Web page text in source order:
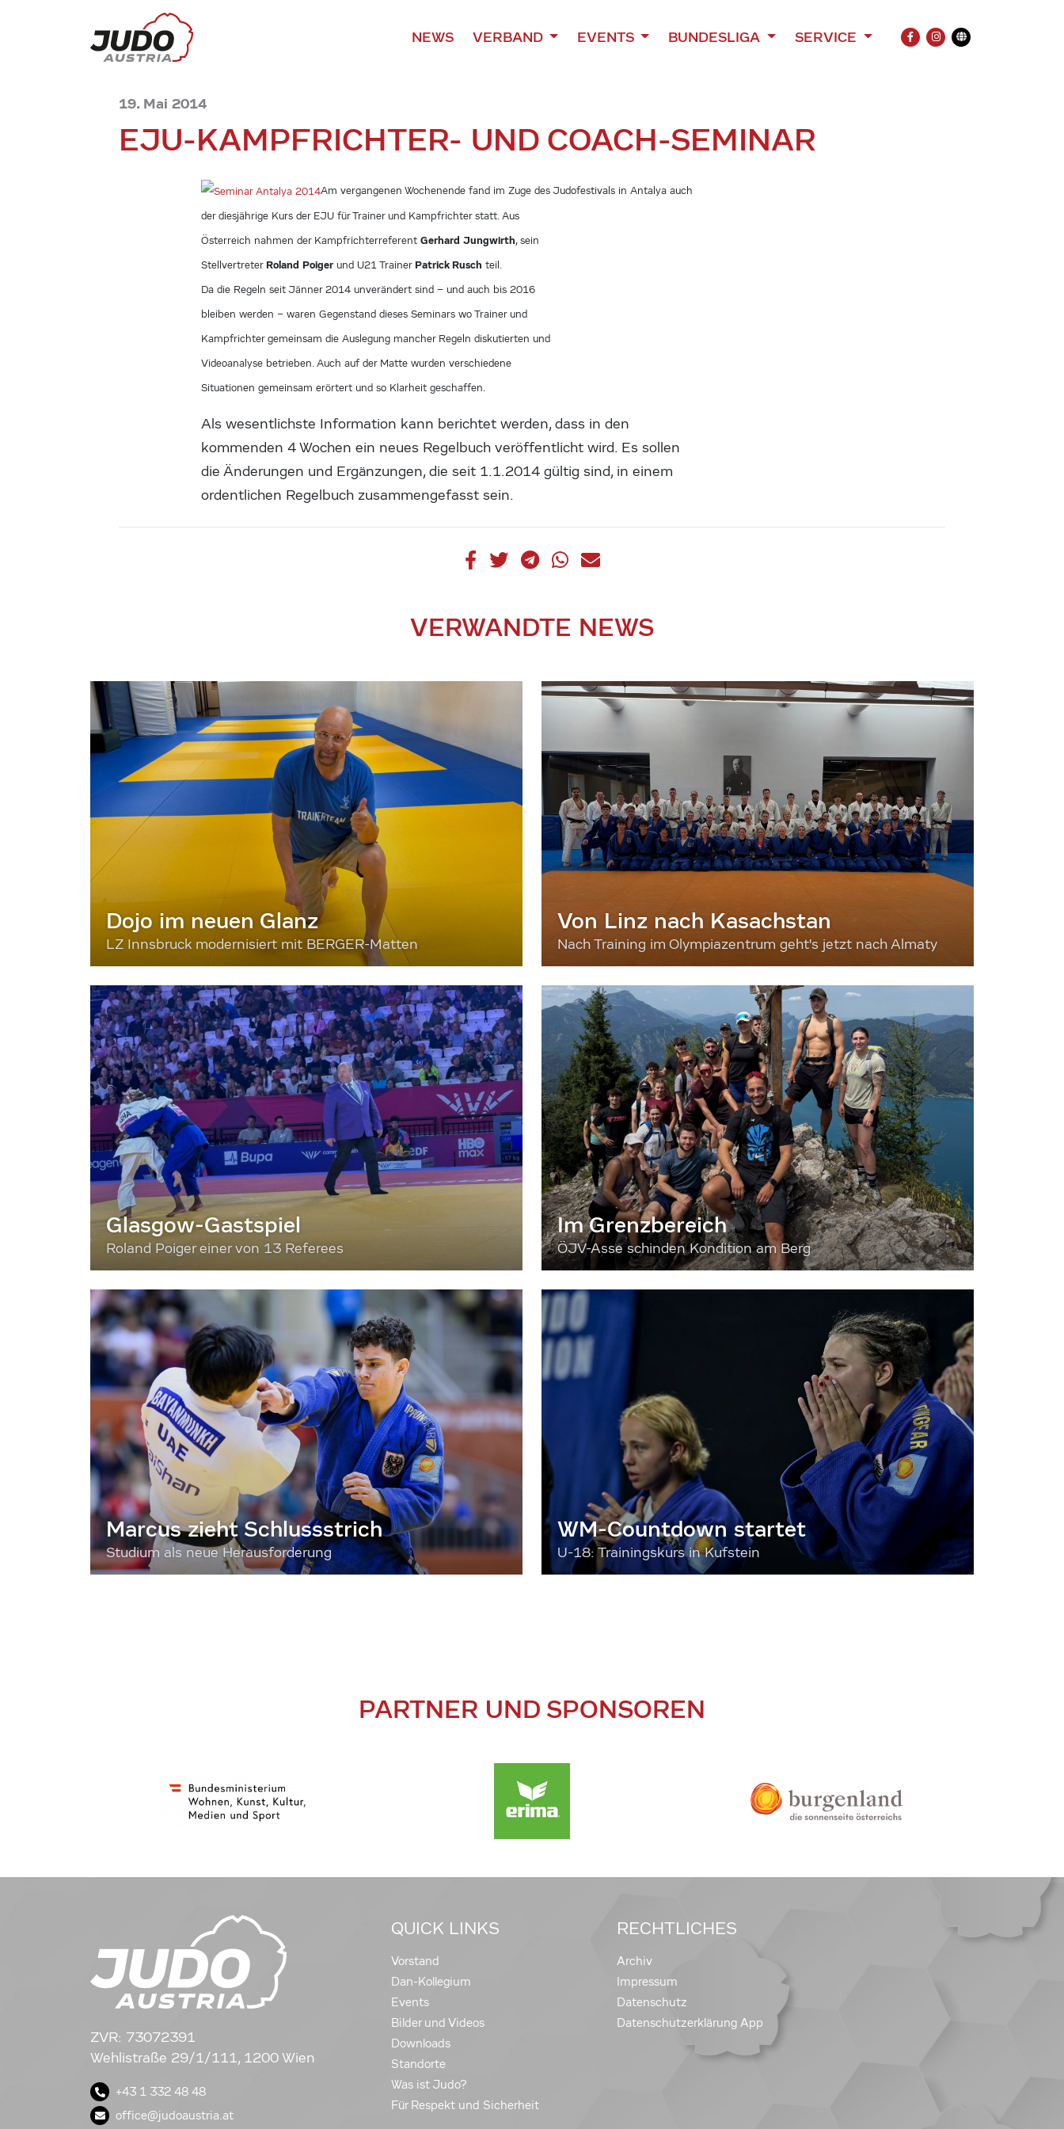
NEWS VERBAND EVENTS BUNDESLIGA SERVICE
FACEBOOK
INSTAGRAM
Übersetzung
19. Mai 2014
EJU-KAMPFRICHTER- UND COACH-SEMINAR
Am vergangenen Wochenende fand im Zuge des Judofestivals in Antalya auch
der diesjährige Kurs der EJU für Trainer und Kampfrichter statt. Aus
Österreich nahmen der KampfrichterreferentGerhard Jungwirth, sein
Stellvertreter Roland Poiger und U21 Trainer Patrick Rusch teil.
Da die Regeln seit Jänner 2014 unverändert sind – und auch bis 2016
bleiben werden – waren Gegenstand dieses Seminars wo Trainer und
Kampfrichter gemeinsam die Auslegung mancher Regeln diskutierten und
Videoanalyse betrieben. Auch auf der Matte wurden verschiedene
Situationen gemeinsam erörtert und so Klarheit geschaffen.
Als wesentlichste Information kann berichtet werden, dass in den
kommenden 4 Wochen ein neues Regelbuch veröffentlicht wird. Es sollen
die Änderungen und Ergänzungen, die seit 1.1.2014 gültig sind, in einem
ordentlichen Regelbuch zusammengefasst sein.
VERWANDTE NEWS
Dojo im neuen Glanz
LZ Innsbruck modernisiert mit BERGER-Matten
Von Linz nach Kasachstan
Nach Training im Olympiazentrum geht's jetzt nach Almaty
Glasgow-Gastspiel
Roland Poiger einer von 13 Referees
Im Grenzbereich
ÖJV-Asse schinden Kondition am Berg
Marcus zieht Schlussstrich
Studium als neue Herausforderung
WM-Countdown startet
U-18: Trainingskurs in Kufstein
PARTNER UND SPONSOREN
ZVR: 73072391
Wehlistraße 29/1/111, 1200 Wien
+43 1 332 48 48
office@judoaustria.at
QUICK LINKS
Vorstand
Dan-Kollegium
Events
Bilder und Videos
Downloads
Standorte
Was ist Judo?
Für Respekt und Sicherheit
RECHTLICHES
Archiv
Impressum
Datenschutz
Datenschutzerklärung App